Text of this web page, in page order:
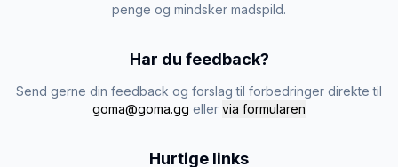
penge og mindsker madspild.
Har du feedback?
Send gerne din feedback og forslag til forbedringer direkte til
goma@goma.gg eller via formularen
Hurtige links